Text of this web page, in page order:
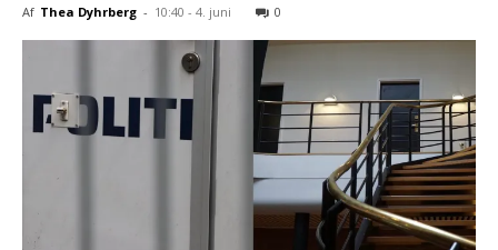
Af Thea Dyhrberg - 10:40 - 4. juni 0